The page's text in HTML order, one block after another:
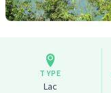
TYPE
Lac